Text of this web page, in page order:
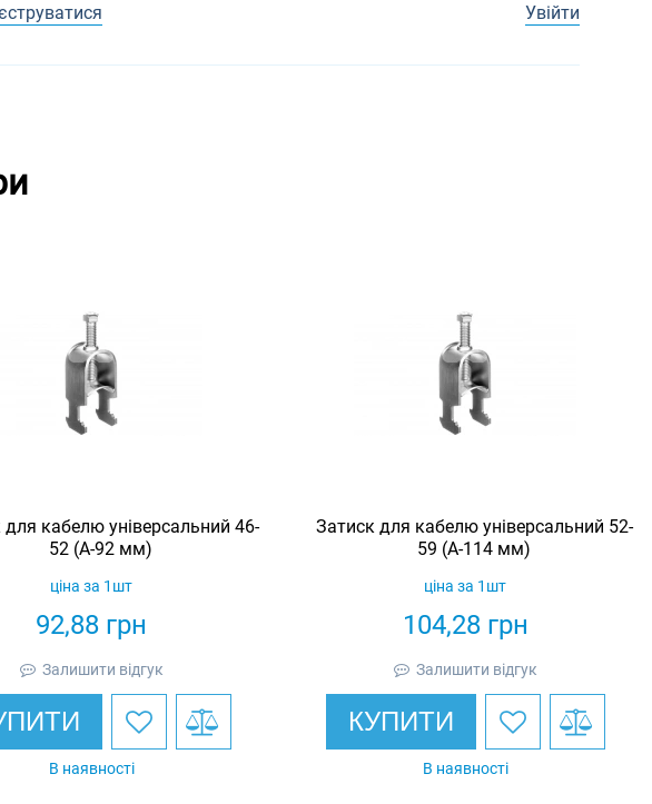
Увійти
для кабелю універсальний 46-
52 (А-92 мм)
92,88 грн
ціна за 1шт
Залишити відгук
В наявності
Затиск для кабелю універсальний 52-
59 (А-114 мм)
104,28грн
ціна за 1шт
Залишити відгук
КУПИТИ
В наявності